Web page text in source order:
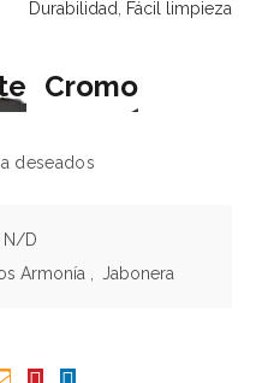
Durabilidad Fácil limpieza
Cromo
deseados
N/D
Armonía Jabonera